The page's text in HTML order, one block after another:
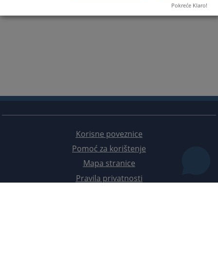
Korisne poveznice
Pomoć za korištenje
Mapa stranice
Pravila privatnosti
Pokreće Klaro!